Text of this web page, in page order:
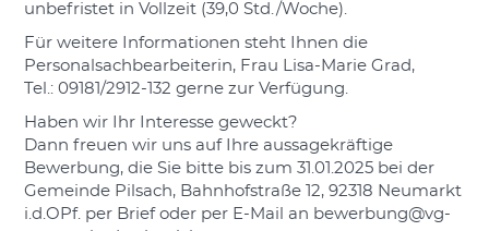
unbefristet in Vollzeit (39,0 Std./Woche).
Für weitere Informationen steht Ihnen die
Personalsachbearbeiterin, Frau Lisa-Marie Grad,
Tel.: 09181/2912-132 gerne zur Verfügung.
Haben wir Ihr Interesse geweckt?
Dann freuen wir uns auf Ihre aussagekräftige
Bewerbung, die Sie bitte bis zum 31.01.2025 bei der
Gemeinde Pilsach, Bahnhofstraße 12, 92318 Neumarkt
i.d.OPf. per Brief oder per E-Mail an bewerbung@vg-